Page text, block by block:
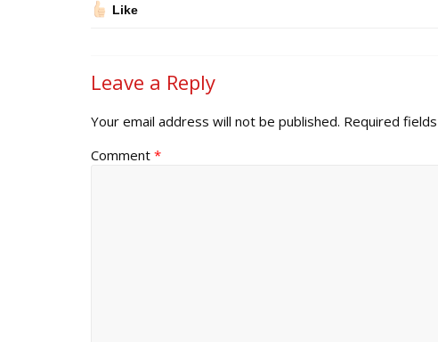
Like
Leave a Reply
Your email address will not be published. Required
Comment *